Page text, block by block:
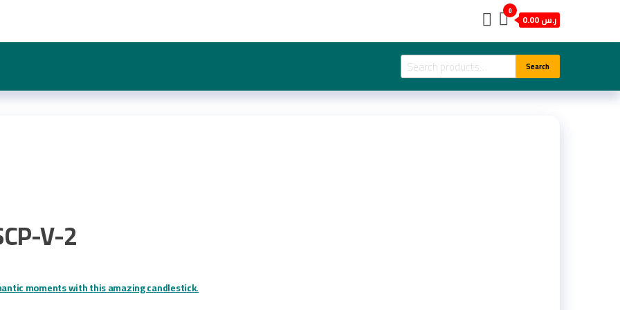
0
ر.س 0.00
Search
for:
Search
V-2
moments with this amazing candlestick.